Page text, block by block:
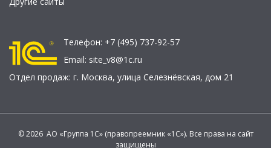
Телефон: +7 (495) 737-92-57
Email: site_v8@1c.ru
Отдел продаж: г. Москва, улица Селезнёвская, дом 21
© 2026 АО «Группа 1С» (правопреемник «1С»). Все права на сайт
защищены